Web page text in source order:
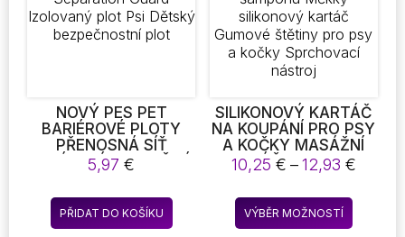
na
stránce
stránce
produktu
NOVÝ PES PET
BARIÉROVÉ PLOTY
PŘENOSNÁ SÍŤ
SKLÁDACÍ PRODYŠNÁ
SÍŤOVÁ PSÍ BRÁNA
PET SEPARATION
GUARD IZOLOVANÝ
PLOT PSI DĚTSKÝ
5,97€
PŘIDAT DO KOŠÍKU
SILIKONOVÝ KARTÁČ
NA KOUPÁNÍ PRO PSY
A KOČKY MASÁŽNÍ
KARTÁČ PRO PSY A
KOČKY DÁVKOVAČ
ŠAMPONU MĚKKÝ
SILIKONOVÝ KARTÁČ
GUMOVÉ ŠTĚTINY
10,25 € –12,93 €
VÝBĚR MOŽNOSTÍ
Tento
produkt